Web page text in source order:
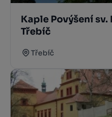
Kaple Povýšení
Třebíč
Třebíč